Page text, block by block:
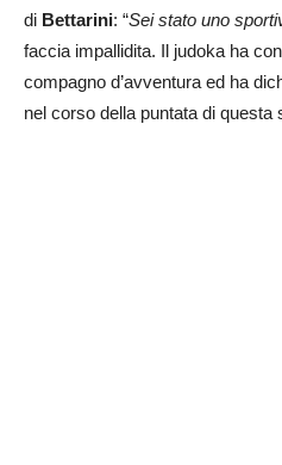
di Bettarini: “Sei stato uno
faccia impallidita. Il judoka ha
compagno d’avventura ed ha
nel corso della puntata di questa